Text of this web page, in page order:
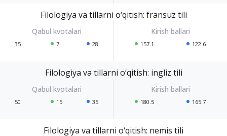
Filologiya va tillarni o‘qitish: fransuz tili
35 7 28 157.1 122.6
Filologiya va tillarni o‘qitish: ingliz tili
50 15 35 180.5 165.7
Filologiya va tillarni o‘qitish: nemis tili